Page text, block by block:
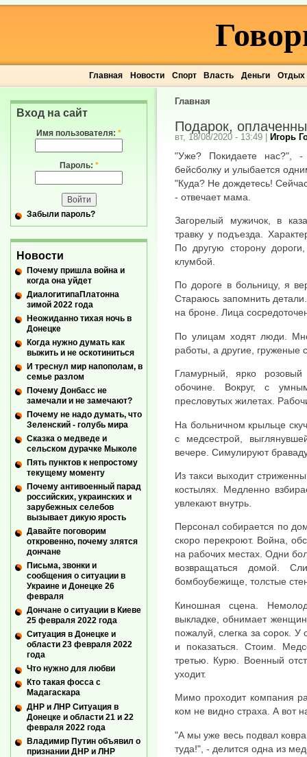
Главная Новости Спорт Власть Деньги Отдых
Главная
Подарок,
вт, 18/08/2020 - 13:49 | Игорь
"Уже? Покидаете нас?",
бейсболку и улыбается
"Куда? Не дождетесь!
- отвечает мама.
Загорелый мужичок, в
травку у подъезда.
По другую сторону
клумбой.
По дороге в больницу, я
Стараюсь запомнить
на броне. Лица
По улицам ходят люди.
работы, а другие, груженые
Гламурный, ярко розовый
обочине. Вокруг, с
пресловутых жилетах.
На больничном крыльце
с медсестрой,
вечере. Симулируют
Из такси выходит
костылях. Медленно
увлекают внутрь.
Персонал собирается по
скоро перекроют. Война,
на рабочих местах. Одни
возвращаться домой.
бомбоубежище, толстые
Киношная сцена.
выкладке, обнимает
пожалуй, слегка за сорок.
и показаться. Стоим.
третью. Курю. Военный
уходит.
Мимо проходит компания
ком не видно страха. А вот
"А мы уже весь подвал
туда!", - делится одна из
Вход на сайт
Имя пользователя: *
Пароль: *
Забыли пароль?
Новости
Почему пришла война и
когда она уйдет
ДиалогитипаПлатонна
зимой 2022 года
Неожиданно тихая ночь в
Донецке
Когда нужно думать как
выжить и не оскотиниться
И треснул мир напополам, в
семье разлом
Почему Донбасс не
замечали и не замечают?
Почему не надо думать, что
Зеленский - голубь мира
Сказка о медведе и
сельском дурачке Мыколе
Пять пунктов к непростому
текущему моменту
Почему антивоенный парад
российских, украинских и
зарубежных селебов
вызывает дикую ярость
Давайте поговорим
откровенно, почему злятся
дончане
Письма, звонки и
сообщения о ситуации в
Украине и Донецке 26
февраля
Дончане о ситуации в Киеве
25 февраля 2022 года
Ситуация в Донецке и
области 23 февраля 2022
года
Что нужно для любви
Кто такая фосса с
Мадагаскара
ДНР и ЛНР Ситуация в
Донецке и области 21 и 22
февраля 2022 года
Владимир Путин объявил о
признании ДНР и ЛНР